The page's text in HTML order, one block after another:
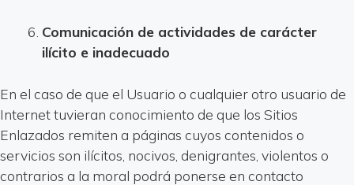
Comunicación de actividades de carácter
ilícito e inadecuado
En el caso de que el Usuario o cualquier otro usuario de
Internet tuvieran conocimiento de que los Sitios
Enlazados remiten a páginas cuyos contenidos o
servicios son ilícitos, nocivos, denigrantes, violentos o
contrarios a la moral podrá ponerse en contacto